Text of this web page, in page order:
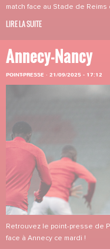
match face au Stade de Reims
LIRE LA SUITE
Annecy-Nancy
POINT-PRESSE · 21/09/2025 - 17:12
Retrouvez le point-presse de
face à Annecy ce mardi !